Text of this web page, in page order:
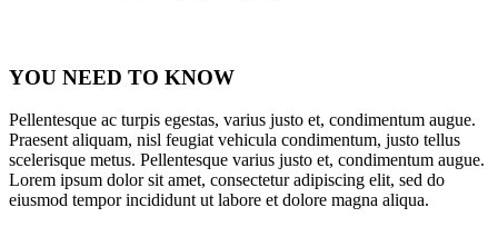
YOU NEED TO KNOW
Pellentesque ac turpis egestas, varius justo et, condimentum augue.
Praesent aliquam, nisl feugiat vehicula condimentum, justo tellus
scelerisque metus. Pellentesque varius justo et, condimentum augue.
Lorem ipsum dolor sit amet, consectetur adipiscing elit, sed do
eiusmod tempor incididunt ut labore et dolore magna aliqua.